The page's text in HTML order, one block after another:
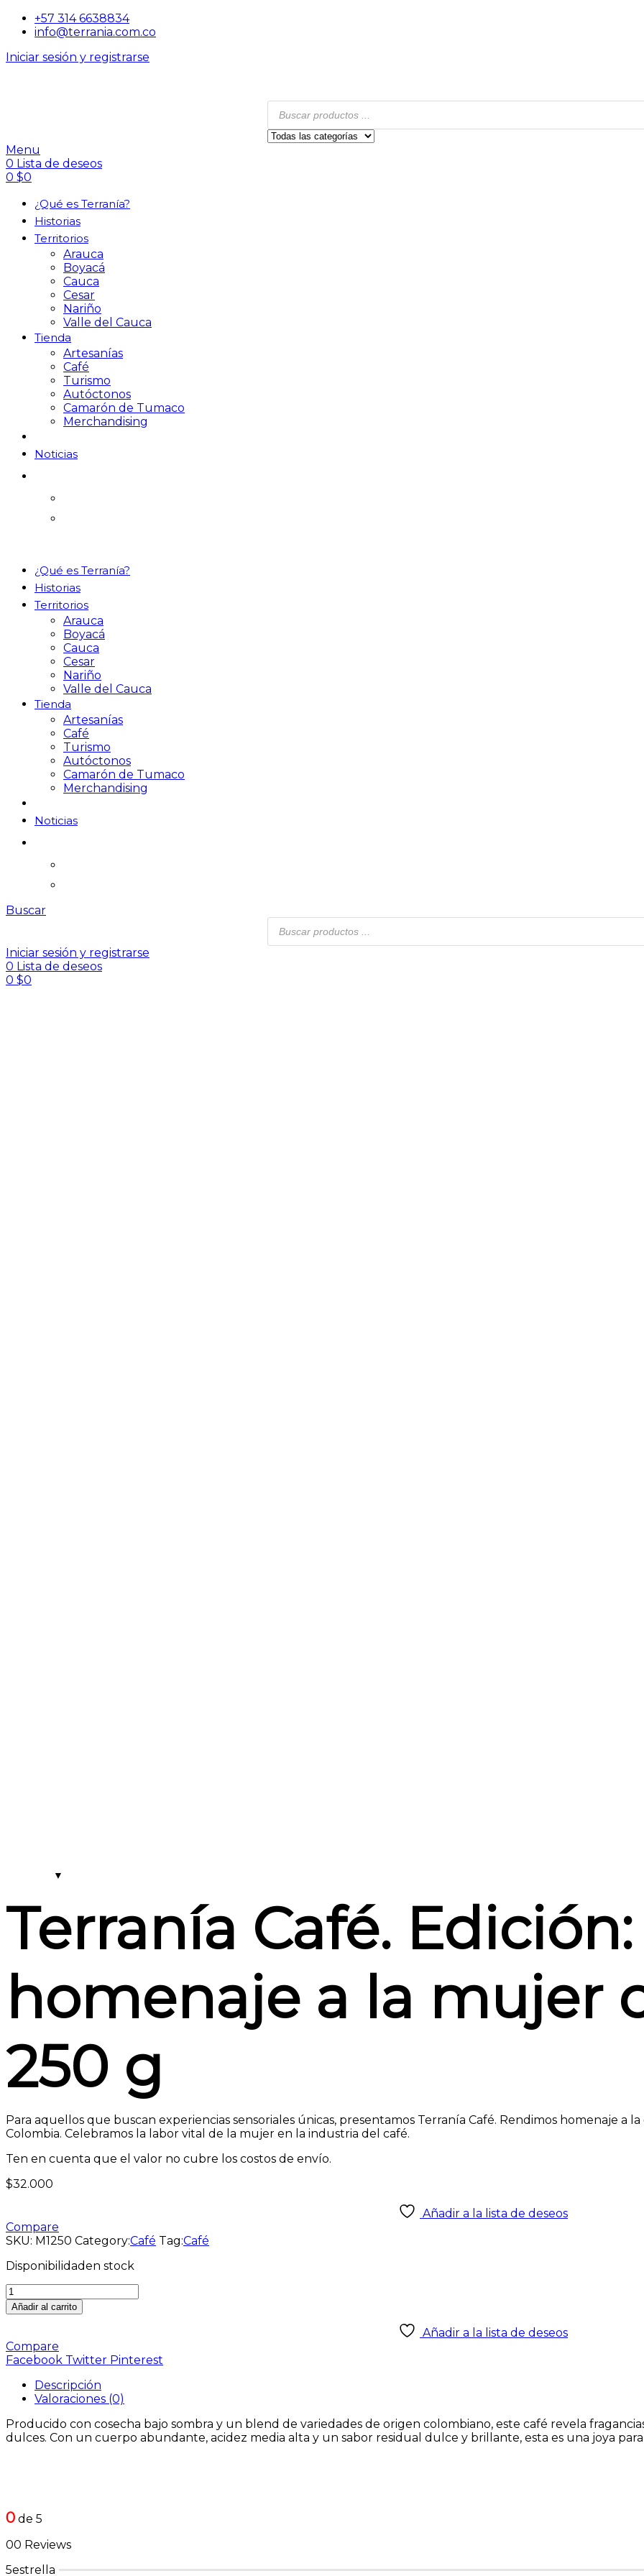
+57 314 6638834
info@terrania.com.co
Iniciar sesión y registrarse
Menu
0 Lista de deseos
0 $0
¿Qué es Terranía?
Historias
Territorios
Arauca
Boyacá
Cauca
Cesar
Nariño
Valle del Cauca
Tienda
Artesanías
Café
Turismo
Autóctonos
Camarón de Tumaco
Merchandising
Noticias
¿Qué es Terranía?
Historias
Territorios
Arauca
Boyacá
Cauca
Cesar
Nariño
Valle del Cauca
Tienda
Artesanías
Café
Turismo
Autóctonos
Camarón de Tumaco
Merchandising
Noticias
Buscar
Iniciar sesión y registrarse
0 Lista de deseos
0 $0
Terranía Café.
homenaje a la mujer
250 g
Para aquellos que buscan experiencias sensoriales únicas, presentamos Terranía Café. Rendimos homenaje a
Colombia. Celebramos la labor vital de la mujer en la industria del café.
Ten en cuenta que el valor no cubre los costos de envío.
$32.000
Añadir a la lista de deseos
Compare
SKU: M1250 Category:Café Tag:Café
Disponibilidaden stock
Añadir al carrito
Añadir a la lista de deseos
Compare
Facebook Twitter Pinterest
Descripción
Valoraciones (0)
Producido con cosecha bajo sombra y un blend de variedades de origen colombiano, este café revela
dulces. Con un cuerpo abundante, acidez media alta y un sabor residual dulce y brillante, esta es una joya
0 de 5
00 Reviews
5estrella